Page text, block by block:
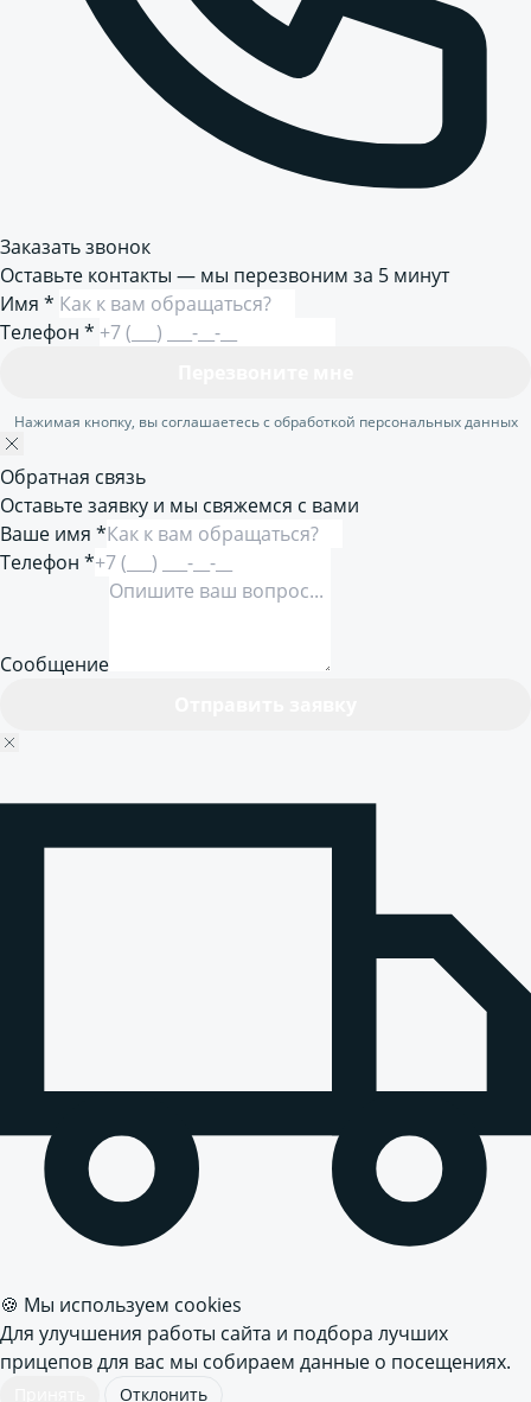
Заказать звонок
Оставьте контакты — мы перезвоним за 5 минут
Имя *
Телефон *
Нажимая кнопку, вы соглашаетесь с обработкой персональных данных
Обратная связь
Оставьте заявку и мы свяжемся с вами
Ваше имя *
Телефон *
Сообщение
🍪 Мы используем cookies
Для улучшения работы сайта и подбора лучших
прицепов для вас мы собираем данные о посещениях.
Отклонить